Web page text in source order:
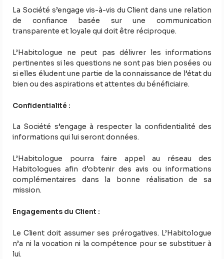
La Société s’engage vis-à-vis du Client dans une relation
de confiance basée sur une communication
transparente et loyale qui doit être réciproque.
L’Habitologue ne peut pas délivrer les informations
pertinentes si les questions ne sont pas bien posées ou
si elles éludent une partie de la connaissance de l’état du
bien ou des aspirations et attentes du bénéficiaire.
Confidentialité :
La Société s’engage à respecter la confidentialité des
informations qui lui seront données.
L’Habitologue pourra faire appel au réseau des
Habitologues afin d’obtenir des avis ou informations
complémentaires dans la bonne réalisation de sa
mission.
Engagements du Client :
Le Client doit assumer ses prérogatives. L’Habitologue
n’a ni la vocation ni la compétence pour se substituer à
lui.